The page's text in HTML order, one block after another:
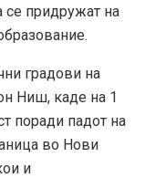
се придружат на
градови на
Ниш, каде на 1
поради падот на
во Нови
и